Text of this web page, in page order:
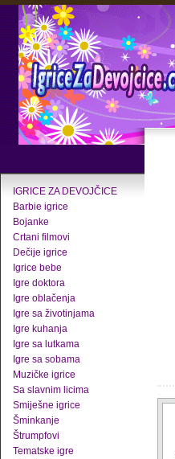
IGRICE ZA DEVOJČICE
Barbie igrice
Bojanke
Crtani filmovi
Dečije igrice
Igrice bebe
Igre doktora
Igre oblačenja
Igre sa životinjama
Igre kuhanja
Igre sa lutkama
Igre sa sobama
Muzičke igrice
Sa slavnim licima
Smiješne igrice
Šminkanje
Štrumpfovi
Tematske igre